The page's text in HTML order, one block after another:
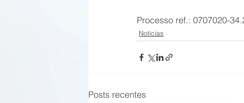
Processo ref.: 0707020-
Notícias
Posts recentes